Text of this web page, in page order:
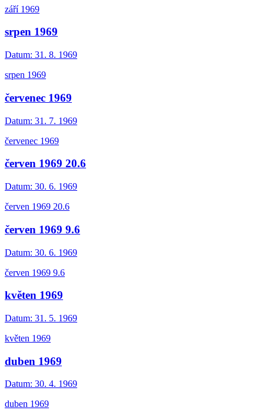
září 1969
srpen 1969
Datum: 31. 8. 1969
srpen 1969
červenec 1969
Datum: 31. 7. 1969
červenec 1969
červen 1969 20.6
Datum: 30. 6. 1969
červen 1969 20.6
červen 1969 9.6
Datum: 30. 6. 1969
červen 1969 9.6
květen 1969
Datum: 31. 5. 1969
květen 1969
duben 1969
Datum: 30. 4. 1969
duben 1969